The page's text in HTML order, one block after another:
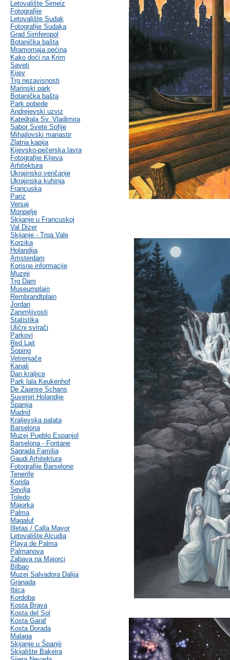
Letovalište Simeiz
Fotografije
Letovalište Sudak
Fotografije Sudaka
Grad Simferopol
Botanička bašta
Mramornaja pećina
Kako doći na Krim
Saveti
Kijev
Trg nezavisnosti
Marinski park
Botanička bašta
Park pobede
Andrejevski uzviz
Katedrala Sv. Vladimira
Sabor Svete Sofije
Mihajlovski manastir
Zlatna kapija
Kijevsko-pečerska lavra
Fotografije KIjeva
Arhitektura
Ukrajinsko venčanje
Ukrajinska kuhinja
Francuska
Pariz
Versaj
Monpelje
Skijanje u Francuskoj
Val Dizer
Skijanje - Troa Vale
Korzika
Holandija
Amsterdam
Korisne informacije
Muzeji
Trg Dam
Museumplain
Rembrandtplain
Jordan
Zanimljivosti
Statistika
Ulični svirači
Parkovi
Red Lajt
Šoping
Vetrenjače
Kanali
Dan kraljice
Park lala Keukenhof
De Zaanse Schans
Suveniri Holandije
Španija
Madrid
Kraljevska palata
Barselona
Muzej Pueblo Espanjol
Barselona - Fontane
Sagrada Familia
Gaudi Arhitektura
Fotografije Barselone
Tenerife
Korida
Sevilja
Toledo
Majorka
Palma
Magaluf
Illetas / Calla Mayor
Letovalište Alcudia
Playa de Palma
Palmanova
Zabava na Majorci
Bilbao
Muzej Salvadora Dalija
Granada
Ibica
Kordoba
Kosta Brava
Kosta del Sol
Kosta Garaf
Kosta Dorada
Malaga
Skijanje u Španiji
Skijalište Bakeira